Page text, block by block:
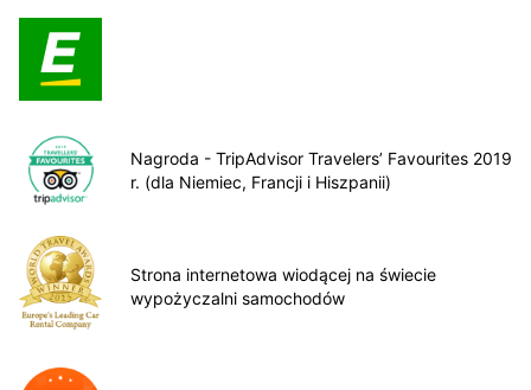
Nagroda - TripAdvisor Travelers’ Favourites 2019
r. (dla Niemiec, Francji i Hiszpanii)
Strona internetowa wiodącej na świecie
wypożyczalni samochodów